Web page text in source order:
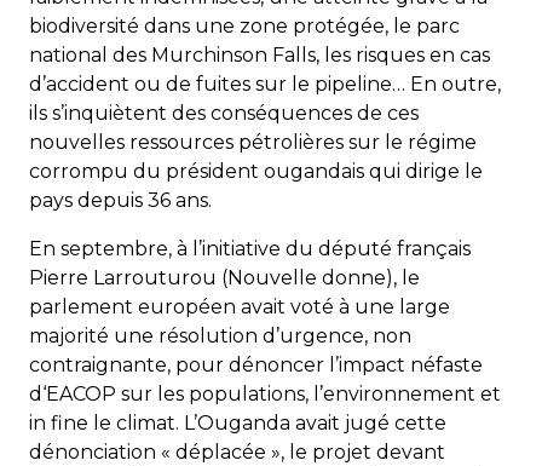
biodiversité dans une zone protégée, le parc
national des Murchinson Falls, les risques en cas
d’accident ou de fuites sur le pipeline… En outre,
ils s’inquiètent des conséquences de ces
nouvelles ressources pétrolières sur le régime
corrompu du président ougandais qui dirige le
pays depuis 36 ans.
En septembre, à l’initiative du député français
Pierre Larrouturou (Nouvelle donne), le
parlement européen avait voté à une large
majorité une résolution d’urgence, non
contraignante, pour dénoncer l’impact néfaste
d‘EACOP sur les populations, l’environnement et
in fine le climat. L’Ouganda avait jugé cette
dénonciation « déplacée », le projet devant